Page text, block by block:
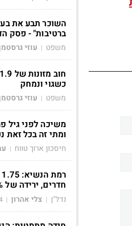
השוכר תבע את
ברטיבות" - פסק
משפט | עוזי
כשגוי ונמחק
משפט | עוזי
משיכה לפני גיל
ומתי זה בכל זאת
חיסכון ארוך טווח |
חדרים, ירידה של 16%
נדל"ן | צלי אהרון |